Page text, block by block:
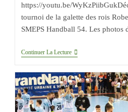
https://youtu.be/
tournoi de la galette des rois
SMEPS Handball 54. Les photos
Continuer La Lecture